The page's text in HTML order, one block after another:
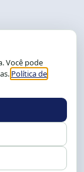
ou 2105
conosco